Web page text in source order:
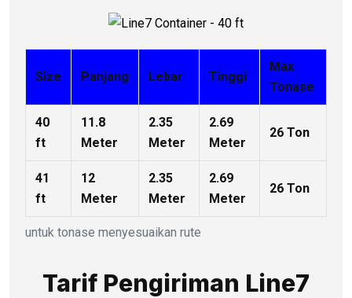
untuk tonase menyesuaikan rute
Size Panjang Lebar Tinggi
Max
Tonase
40
ft
11.8
Meter
2.35
Meter
2.69
Meter
26 Ton
41
ft
12
Meter
2.35
Meter
2.69
Meter
26 Ton
Tarif Pengiriman Line7